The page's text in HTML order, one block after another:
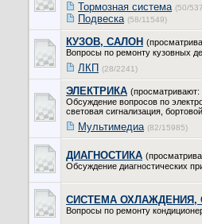
Тормозная система (50/
Подвеска (58/11549)
КУЗОВ, САЛОН
Вопросы по ремонту кузовных
ЛКП (28/2241)
ЭЛЕКТРИКА (просматривают:
Обсуждение вопросов по
световая сигнализация,
Мультимедиа (82/15985)
ДИАГНОСТИКА
Обсуждение диагностических
СИСТЕМА ОХЛАЖДЕНИЯ,
Вопросы по ремонту